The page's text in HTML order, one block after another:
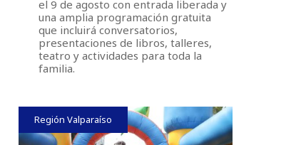
el 9 de agosto con entrada liberada y
una amplia programación gratuita
que incluirá conversatorios,
presentaciones de libros, talleres,
teatro y actividades para toda la
familia.
Región Valparaíso